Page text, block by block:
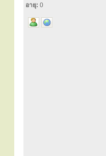
อายุ: 0